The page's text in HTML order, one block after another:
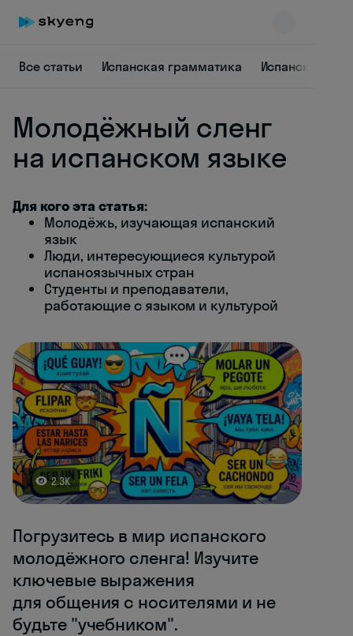
Все статьи Испанская грамматика Испанский
Молодёжный сленг
на испанском языке
Для кого эта статья:
Молодёжь, изучающая испанский
язык
Люди, интересующиеся культурой
испаноязычных стран
Студенты и преподаватели,
работающие с языком и культурой
2.3K
Погрузитесь в мир испанского
молодёжного сленга! Изучите
ключевые выражения
для общения с носителями и не
будьте "учебником".
Skyeng Chat
online